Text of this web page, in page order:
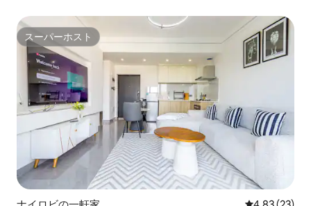
スーパーホスト
スーパーホスト